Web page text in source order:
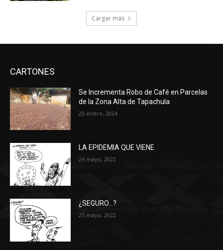
Cargar más
CARTONES
Se Incrementa Robo de Café en Parcelas
de la Zona Alta de Tapachula
23 enero, 2024
LA EPIDEMIA QUE VIENE
26 mayo, 2022
¿SEGURO…?
25 mayo, 2022